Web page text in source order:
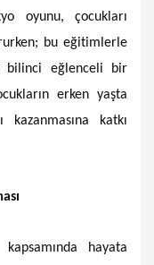
oyunu, çocukları
bu eğitimlerle
bilinci eğlenceli bir
erken yaşta
kazanmasına katkı
kapsamında hayata